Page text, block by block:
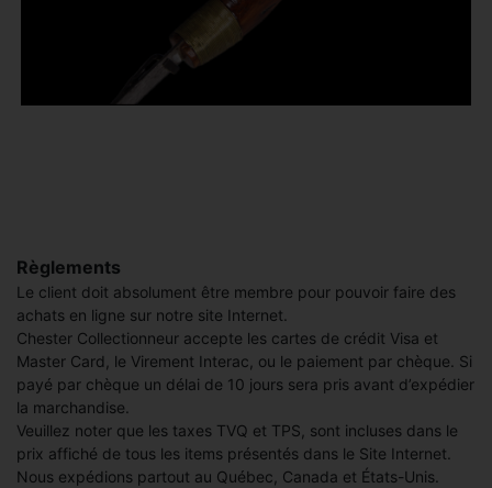
Règlements
Le client doit absolument être membre pour pouvoir faire des
achats en ligne sur notre site Internet.
Chester Collectionneur accepte les cartes de crédit Visa et
Master Card, le Virement Interac, ou le paiement par chèque. Si
payé par chèque un délai de 10 jours sera pris avant d’expédier
la marchandise.
Veuillez noter que les taxes TVQ et TPS, sont incluses dans le
prix affiché de tous les items présentés dans le Site Internet.
Nous expédions partout au Québec, Canada et États-Unis.